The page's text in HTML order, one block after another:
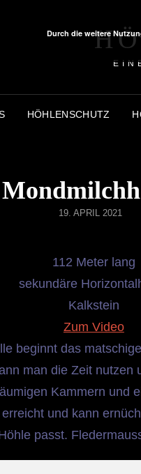
HÖHLENSCHUTZ
POSTED
19. APRIL 2021
112 Meter lang
sekundäre
Kalkstein
Zum Video
beginnt das
man die Zeit
Kammern und
und kann
passt.
Durch die weitere